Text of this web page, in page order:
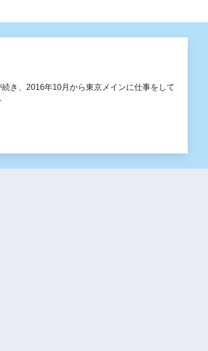
き、2016年10月から東京メインに仕事をして